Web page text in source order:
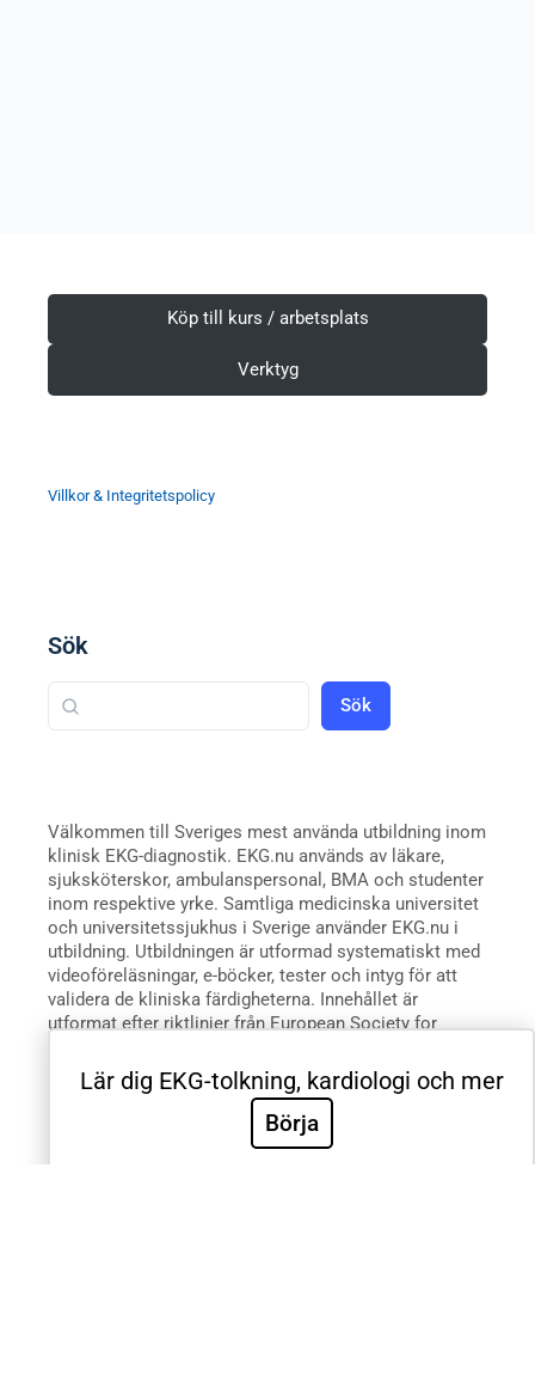
Köp till kurs / arbetsplats
Verktyg
Villkor & Integritetspolicy
Sök
Sök
Välkommen till Sveriges mest använda utbildning inom
klinisk EKG-diagnostik. EKG.nu används av läkare,
sjuksköterskor, ambulanspersonal, BMA och studenter
inom respektive yrke. Samtliga medicinska universitet
och universitetssjukhus i Sverige använder EKG.nu i
utbildning. Utbildningen är utformad systematiskt med
videoföreläsningar, e-böcker, tester och intyg för att
validera de kliniska färdigheterna. Innehållet är
utformat efter riktlinjer från European Society for
College of Cardiology och International Society for
Holter and Noninvasive Electrocardiology.
Lär dig EKG-tolkning, kardiologi och mer
Börja